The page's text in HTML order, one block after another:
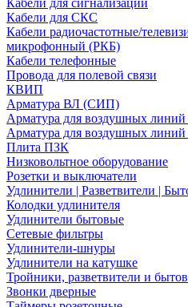
Кабели для сигнализации
Кабели для СКС
Кабели радиочастотные/
микрофонный (РКБ)
Кабели телефонные
Провода для полевой связи
КВИП
Арматура ВЛ (СИП)
Арматура для воздушных линий
Арматура для воздушных линий
Плита ПЗК
Низковольтное оборудование
Розетки и выключатели
Удлинители | Разветвители |
Колодки удлинителя
Удлинители бытовые
Сетевые фильтры
Удлинители-шнуры
Удлинители на катушке
Тройники, разветвители и
Звонки дверные